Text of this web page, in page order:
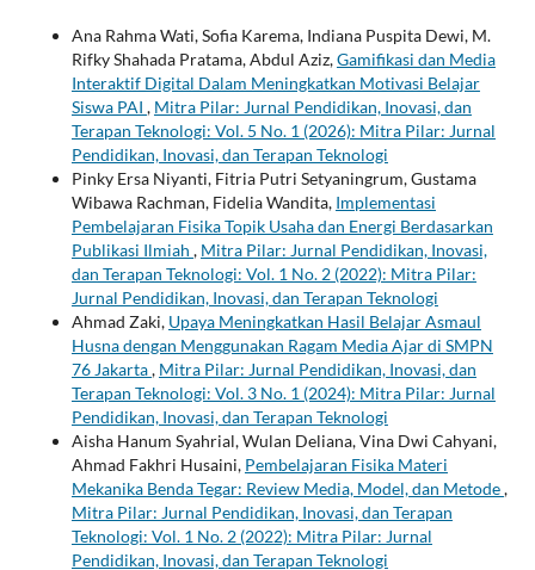
Ana Rahma Wati, Sofia Karema, Indiana Puspita Dewi, M.
Rifky Shahada Pratama, Abdul Aziz,Gamifikasi dan Media
Interaktif Digital Dalam Meningkatkan Motivasi Belajar
Siswa PAI , Mitra Pilar: Jurnal Pendidikan, Inovasi, dan
Terapan Teknologi: Vol. 5 No. 1 (2026): Mitra Pilar: Jurnal
Pendidikan, Inovasi, dan Terapan Teknologi
Pinky Ersa Niyanti, Fitria Putri Setyaningrum, Gustama
Wibawa Rachman, Fidelia Wandita, Implementasi
Pembelajaran Fisika Topik Usaha dan Energi Berdasarkan
Publikasi Ilmiah , Mitra Pilar: Jurnal Pendidikan, Inovasi,
dan Terapan Teknologi: Vol. 1 No. 2 (2022): Mitra Pilar:
Jurnal Pendidikan, Inovasi, dan Terapan Teknologi
Ahmad Zaki, Upaya Meningkatkan Hasil Belajar Asmaul
Husna dengan Menggunakan Ragam Media Ajar di SMPN
76 Jakarta, Mitra Pilar: Jurnal Pendidikan, Inovasi, dan
Terapan Teknologi: Vol. 3 No. 1 (2024): Mitra Pilar: Jurnal
Pendidikan, Inovasi, dan Terapan Teknologi
Aisha Hanum Syahrial, Wulan Deliana, Vina Dwi Cahyani,
Ahmad Fakhri Husaini, Pembelajaran Fisika Materi
Mekanika Benda Tegar: Review Media, Model, dan Metode,
Mitra Pilar: Jurnal Pendidikan, Inovasi, dan Terapan
Teknologi: Vol. 1 No. 2 (2022): Mitra Pilar: Jurnal
Pendidikan, Inovasi, dan Terapan Teknologi